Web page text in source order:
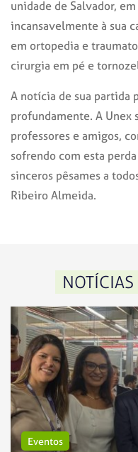
unidade de Salvador,
incansavelmente à sua
em ortopedia e
cirurgia em pé e
A notícia de sua partida
profundamente. A Unex
professores e amigos,
sofrendo com esta
sinceros pêsames a
Ribeiro Almeida.
Eventos